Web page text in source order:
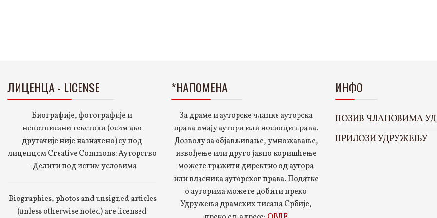
ЛИЦЕНЦА - LICENSE
Биографије, фотографије и
непотписани текстови (осим ако
другачије није назначено) су под
лиценцом Creative Commons: Ауторство
- Делити под истим условима
Biographies, photos and unsigned articles
(unless otherwise noted) are licensed
*НАПОМЕНА
За драме и ауторске чланке ауторска
права имају аутори или носиоци права.
Дозволу за објављивање, умножавање,
извођење или друго јавно коришћење
можете тражити директно од аутора
или власника ауторског права. Податке
о ауторима можете добити преко
Удружења драмских писаца Србије,
ИНФО
ПОЗИВ ЧЛАНОВИМА
ПРИЛОЗИ УДРУЖЕЊУ